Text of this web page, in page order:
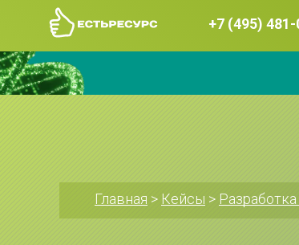
+7 (495)
Главная > Кейсы >